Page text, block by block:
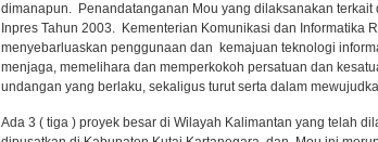
dimanapun. Penandatanganan Mou yang dilaksanakan
Inpres Tahun 2003. Kementerian Komunikasi dan Informatika
menyebarluaskan penggunaan dan kemajuan teknologi
menjaga, memelihara dan memperkokoh persatuan dan
undangan yang berlaku, sekaligus turut serta dalam
Ada 3 ( tiga ) proyek besar di Wilayah Kalimantan yang telah